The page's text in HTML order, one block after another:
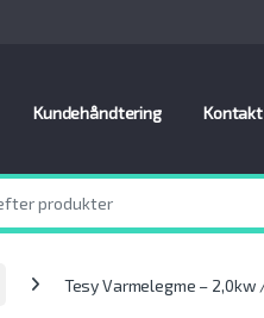
Kundehåndtering
Tesy Varmelegme – 2,0kw